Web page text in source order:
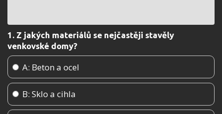
1. Z jakých materiálů se nejčastěji stavěly
venkovské domy?
A: Beton a ocel
B: Sklo a cihla